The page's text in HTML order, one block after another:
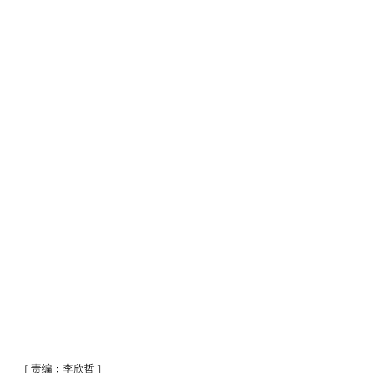
[ 责编：李欣哲 ]